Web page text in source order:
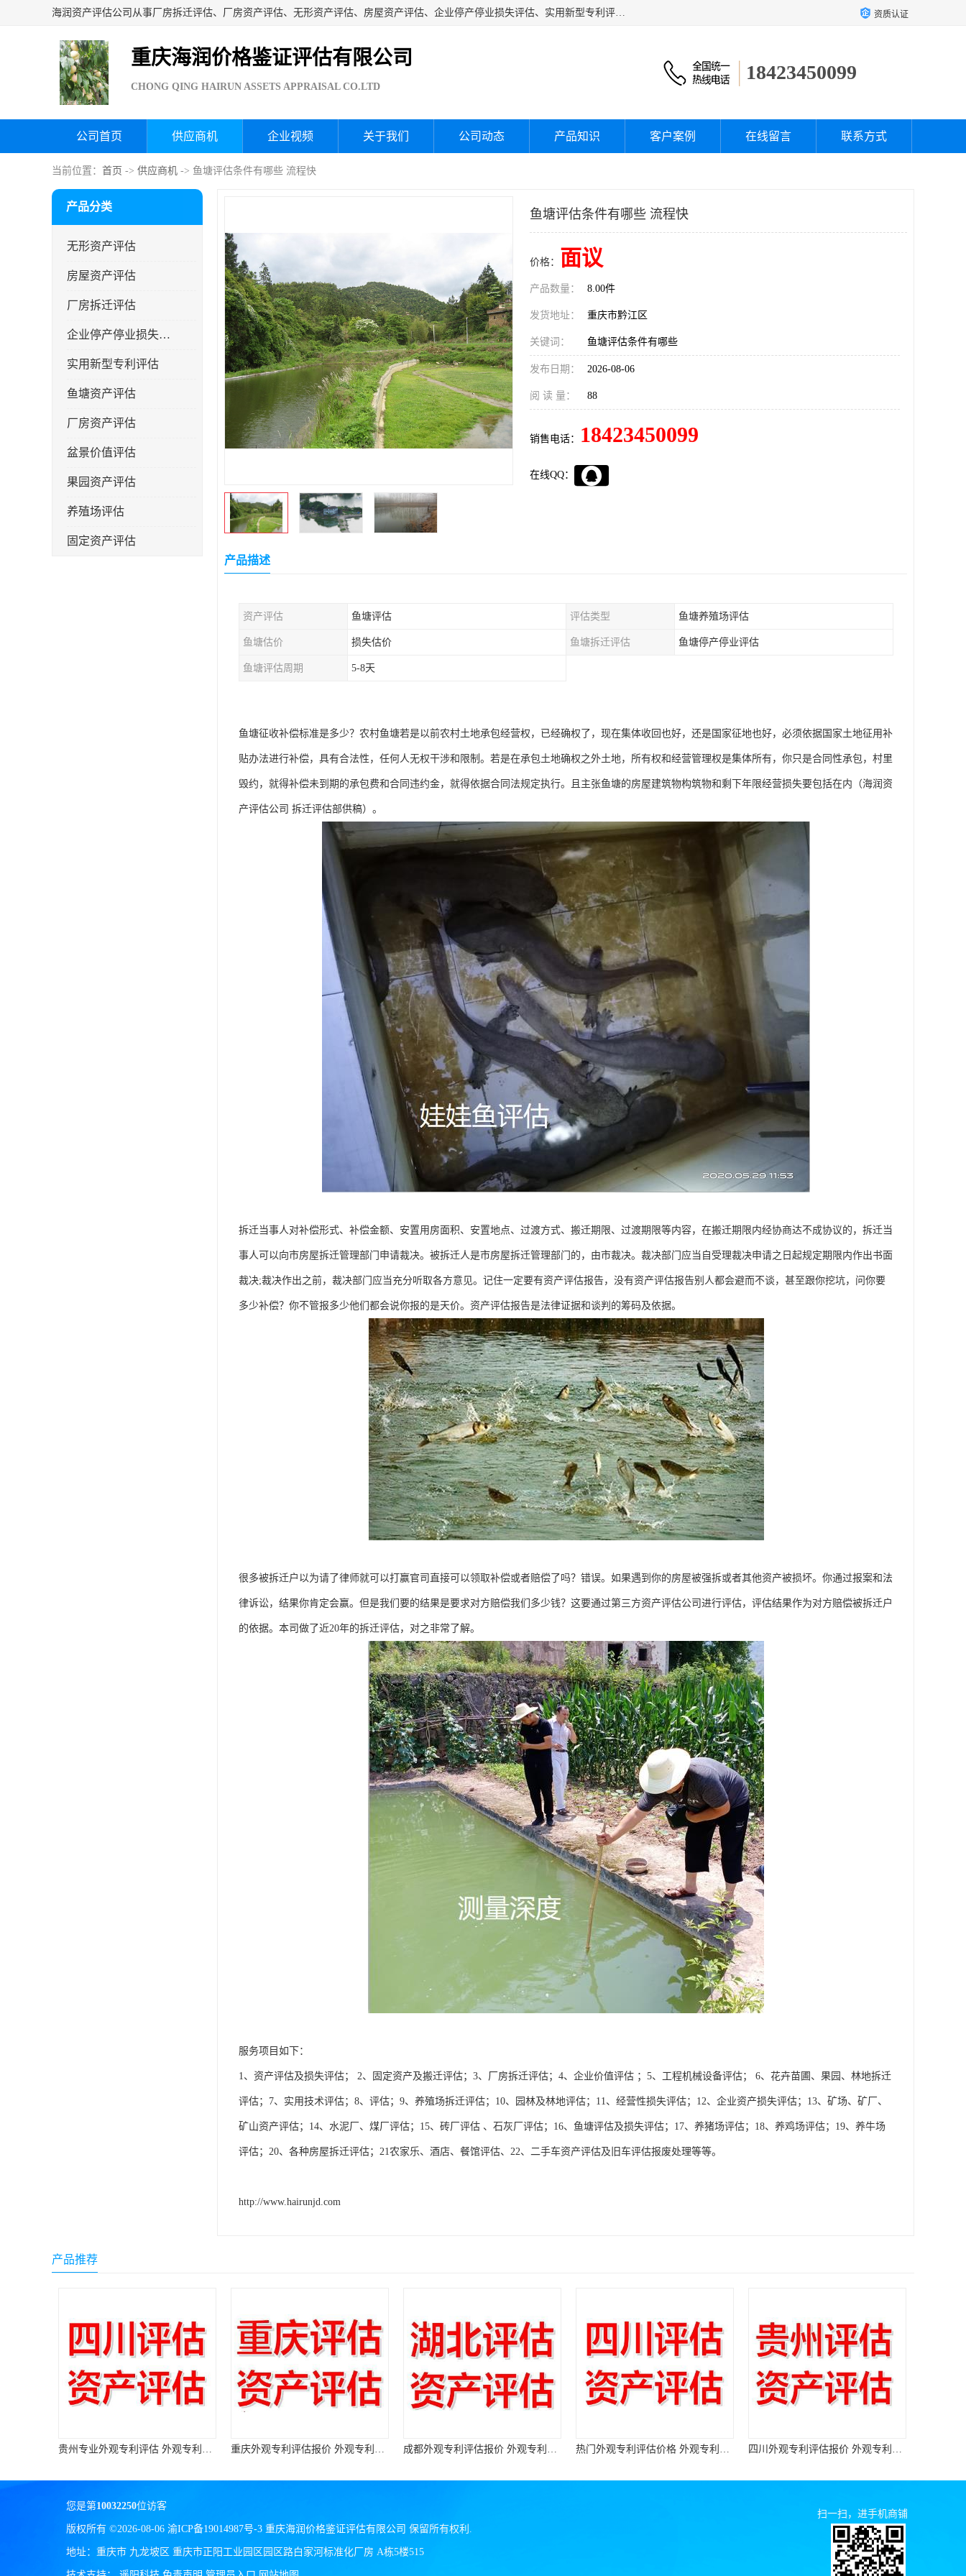
海润资产评估公司从事厂房拆迁评估、厂房资产评估、无形资产评估、房屋资产评估、企业停产停业损失评估、实用新型专利评估、果园资产评估、盆景价值评估、鱼塘资产评估等资产评估；从成立至今我司已经服务了全国几千家公司企业和事业单位，我们有着丰富的房屋、厂房、园林、企业拆迁等评估经验。 资质认证
重庆海润价格鉴证评估有限公司
CHONG QING HAIRUN ASSETS APPRAISAL CO.LTD
18423450099
公司首页 供应商机 企业视频 关于我们 公司动态 产品知识 客户案例 在线留言 联系方式
当前位置： 首页 -> 供应商机 -> 鱼塘评估条件有哪些 流程快
产品分类
无形资产评估
房屋资产评估
厂房拆迁评估
企业停产停业损失评估
实用新型专利评估
鱼塘资产评估
厂房资产评估
盆景价值评估
果园资产评估
养殖场评估
固定资产评估
鱼塘评估条件有哪些 流程快
价格： 面议
产品数量： 8.00件
发货地址： 重庆市黔江区
关键词： 鱼塘评估条件有哪些
发布日期： 2026-08-06
阅 读 量： 88
销售电话： 18423450099
在线QQ：
产品描述
资产评估 鱼塘评估 评估类型 鱼塘养殖场评估
鱼塘估价 损失估价 鱼塘拆迁评估 鱼塘停产停业评估
鱼塘评估周期 5-8天
鱼塘征收补偿标准是多少？农村鱼塘若是以前农村土地承包经营权，已经确权了，现在集体收回也好，还是国家征地也好，必须依据国家土地征用补
贴办法进行补偿，具有合法性，任何人无权干涉和限制。若是在承包土地确权之外土地，所有权和经营管理权是集体所有，你只是合同性承包，村里
毁约，就得补偿未到期的承包费和合同违约金，就得依据合同法规定执行。且主张鱼塘的房屋建筑物构筑物和剩下年限经营损失要包括在内（海润资
产评估公司 拆迁评估部供稿）。
拆迁当事人对补偿形式、补偿金额、安置用房面积、安置地点、过渡方式、搬迁期限、过渡期限等内容，在搬迁期限内经协商达不成协议的，拆迁当
事人可以向市房屋拆迁管理部门申请裁决。被拆迁人是市房屋拆迁管理部门的，由市裁决。裁决部门应当自受理裁决申请之日起规定期限内作出书面
裁决;裁决作出之前，裁决部门应当充分听取各方意见。记住一定要有资产评估报告，没有资产评估报告别人都会避而不谈，甚至跟你挖坑，问你要
多少补偿？你不管报多少他们都会说你报的是天价。资产评估报告是法律证据和谈判的筹码及依据。
很多被拆迁户以为请了律师就可以打赢官司直接可以领取补偿或者赔偿了吗？错误。如果遇到你的房屋被强拆或者其他资产被损坏。你通过报案和法
律诉讼，结果你肯定会赢。但是我们要的结果是要求对方赔偿我们多少钱？这要通过第三方资产评估公司进行评估，评估结果作为对方赔偿被拆迁户
的依据。本司做了近20年的拆迁评估，对之非常了解。
服务项目如下：
1、资产评估及损失评估； 2、固定资产及搬迁评估；3、厂房拆迁评估；4、企业价值评估 ；5、工程机械设备评估； 6、花卉苗圃、果园、林地拆迁
评估；7、实用技术评估；8、评估；9、养殖场拆迁评估；10、园林及林地评估；11、经营性损失评估；12、企业资产损失评估；13、矿场、矿厂、
矿山资产评估；14、水泥厂、煤厂评估；15、砖厂评估 、石灰厂评估；16、鱼塘评估及损失评估；17、养猪场评估；18、养鸡场评估；19、养牛场
评估；20、各种房屋拆迁评估；21农家乐、酒店、餐馆评估、22、二手车资产评估及旧车评估报废处理等等。
http://www.hairunjd.com
产品推荐
重庆外观专利评估报价 外观专利评估机构 成都外观专利评估报价 外观专利评估机构 热门外观专利评估价格 外观专利评估 四川外观专利评估报价 外观专利评估报告 重庆外观专利评估价格 外观专利评估机构
您是第10032250位访客
版权所有 ©2026-08-06 渝ICP备19014987号-3 重庆海润价格鉴证评估有限公司 保留所有权利.
地址：重庆市 九龙坡区 重庆市正阳工业园区园区路白家河标准化厂房 A栋5楼515
扫一扫，进手机商铺